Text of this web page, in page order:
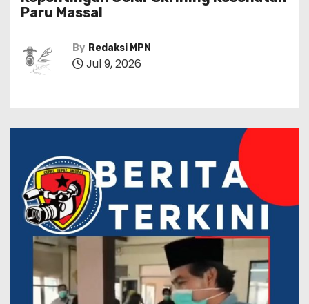
Paru Massal
By Redaksi MPN
Jul 9, 2026